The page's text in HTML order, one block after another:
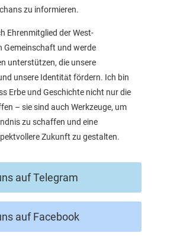
zu informieren.
Ehrenmitglied der West-
Gemeinschaft und werde
unterstützen, die unsere
unsere Identität fördern. Ich bin
Erbe und Geschichte nicht nur die
– sie sind auch Werkzeuge, um
zu schaffen und eine
Zukunft zu gestalten.
auf Telegram
auf Facebook